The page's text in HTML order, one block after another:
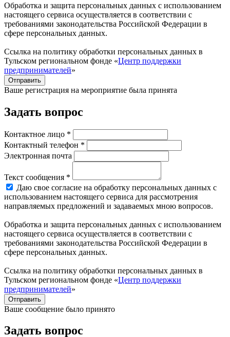
Обработка и защита персональных данных с использованием
настоящего сервиса осуществляется в соответствии с
требованиями законодательства Российской Федерации в
сфере персональных данных.
Ссылка на политику обработки персональных данных в
Тульском региональном фонде «Центр поддержки
предпринимателей»
Отправить
Ваше регистрация на мероприятие была принята
Задать вопрос
Контактное лицо *
Контактный телефон *
Электронная почта
Текст сообщения *
Даю свое согласие на обработку персональных данных с
использованием настоящего сервиса для рассмотрения
направляемых предложений и задаваемых мною вопросов.
Обработка и защита персональных данных с использованием
настоящего сервиса осуществляется в соответствии с
требованиями законодательства Российской Федерации в
сфере персональных данных.
Ссылка на политику обработки персональных данных в
Тульском региональном фонде «Центр поддержки
предпринимателей»
Отправить
Ваше сообщение было принято
Задать вопрос